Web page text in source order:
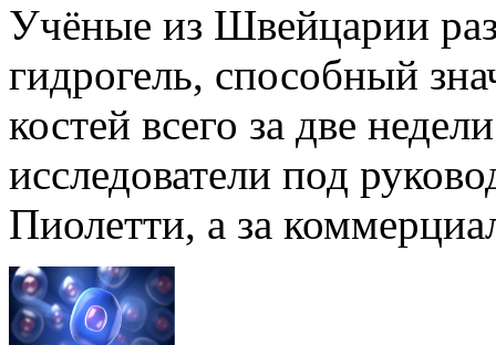
Учёные из Швейцарии
гидрогель, способный
костей всего за две
исследователи под
Пиолетти, а за